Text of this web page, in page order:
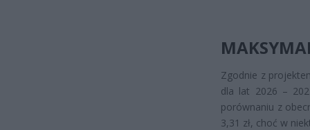
Zgodnie z
dla lat 2026 –
porównaniu z
3,31 zł, choć w